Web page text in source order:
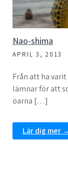
Nao-shima
APRIL 3, 2013
Från att ha
lämnar för att
öarna […]
Lär dig mer